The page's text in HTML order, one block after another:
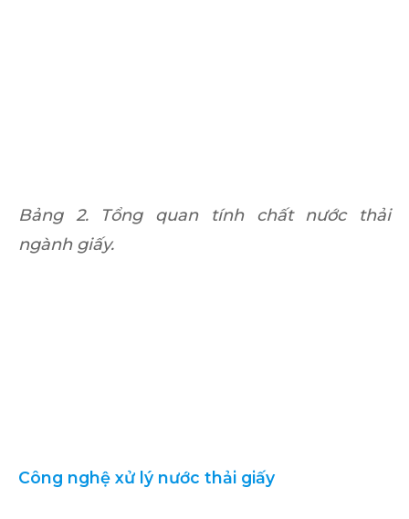
Bảng 2. Tổng quan tính chất nước thải
ngành giấy.
Công nghệ xử lý nước thải giấy